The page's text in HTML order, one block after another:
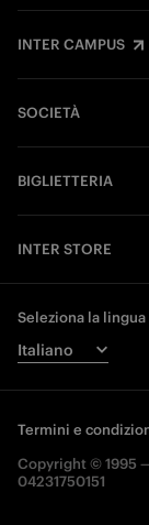
INTER CAMPUS
SOCIETÀ
BIGLIETTERIA
INTER STORE
Seleziona la lingua
Termini e
Copyright © 1995
04231750151